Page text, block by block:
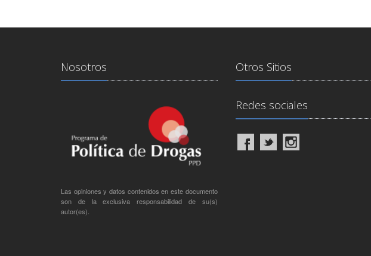
Nosotros
Las opiniones y datos contenidos en este documento
son de la exclusiva responsabilidad de su(s)
autor(es).
Otros Sitios
Redes sociales